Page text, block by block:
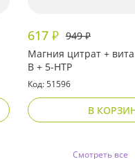
617 ₽ 949₽
Магния цитрат +
В + 5-HTP
Код: 51596
В
Смотреть все